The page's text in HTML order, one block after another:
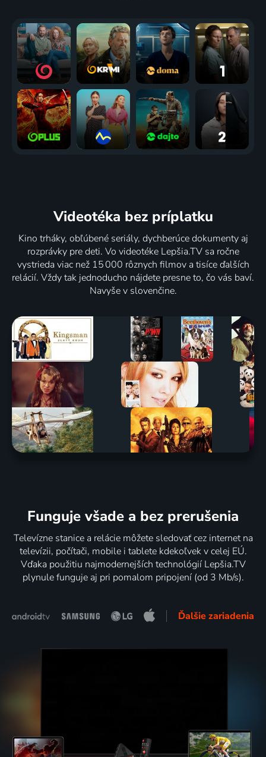
Videotéka bez príplatku
Kino trháky, obľúbené seriály, dychberúce dokumenty aj
rozprávky pre deti. Vo videotéke Lepšia.TV sa ročne
vystrieda viac než 15 000 rôznych filmov a tisíce ďalších
relácií. Vždy tak jednoducho nájdete presne to, čo vás baví.
Navyše v slovenčine.
Funguje všade a bez prerušenia
Televízne stanice a relácie môžete sledovať cez internet na
televízii, počítači, mobile i tablete kdekoľvek v celej EÚ.
Vďaka použitiu najmodernejších technológií Lepšia.TV
plynule funguje aj pri pomalom pripojení (od 3 Mb/s).
Ďalšie zariadenia